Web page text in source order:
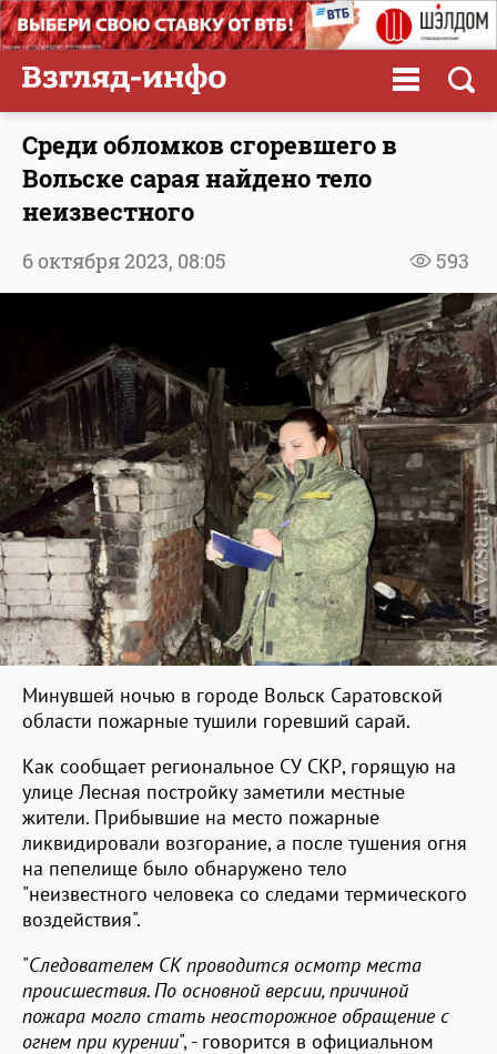
Среди обломков сгоревшего в
Вольске сарая найдено тело
неизвестного
593
6 октября 2023, 08:05
Минувшей ночью в городе Вольск Саратовской
области пожарные тушили горевший сарай.
Как сообщает региональное СУ СКР, горящую на
улице Лесная постройку заметили местные
жители. Прибывшие на место пожарные
ликвидировали возгорание, а после тушения огня
на пепелище было обнаружено тело
"неизвестного человека со следами термического
воздействия".
"Следователем СК проводится осмотр места
происшествия. По основной версии, причиной
пожара могло стать неосторожное обращение с
огнем при курении", - говорится в официальном